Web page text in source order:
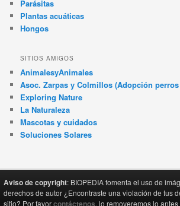
Parásitas
Plantas acuáticas
Hongos
SITIOS AMIGOS
AnimalesyAnimales
Asoc. Zarpas y Colmillos (Adopción
Exploring Nature
La Naturaleza
Mascotas y cuidados
Soluciones Solares
Aviso de copyright: BIOPEDIA fomenta el uso de
derechos de autor ¿Encontraste una violación de tus
sitio? Por favorcontáctenos, lo removeremos lo